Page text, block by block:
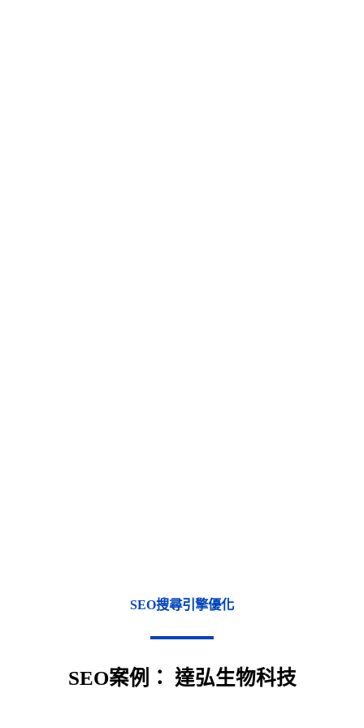
SEO搜尋引擎優化
SEO案例： 達弘生物科技